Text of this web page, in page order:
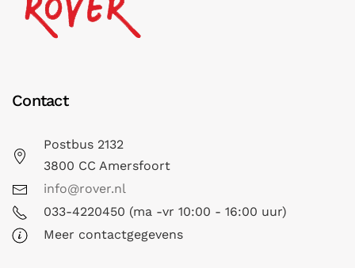
Contact
Postbus 2132
3800 CC Amersfoort
info@rover.nl
033-4220450 (ma -vr 10:00 - 16:00 uur)
Meer contactgegevens